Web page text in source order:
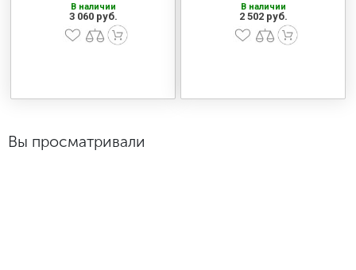
В наличии
3 060 руб.
В наличии
2 502 руб.
Вы просматривали